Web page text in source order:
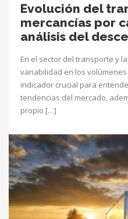
Evolución del
mercancías por
análisis del
En el sector del transporte y
variabilidad en los
indicador crucial para
tendencias del mercado,
propio […]